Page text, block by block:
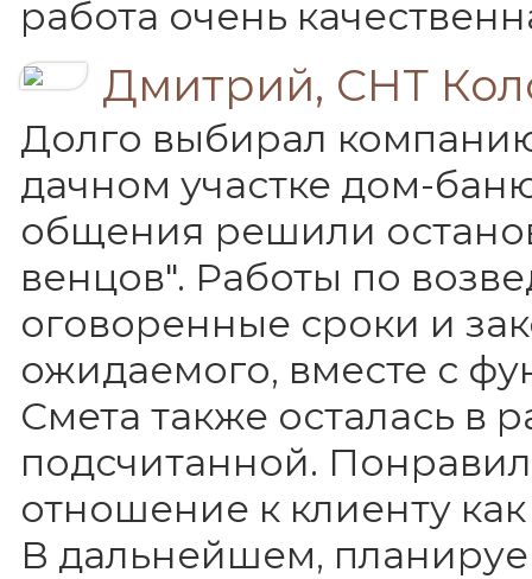
работа очень
Дмитрий, СНТ
Долго выбирал
дачном участке дом-
общения решили
венцов". Работы по
оговоренные сроки и
ожидаемого, вместе с
Смета также осталась в
подсчитанной.
отношение к клиенту
В дальнейшем,